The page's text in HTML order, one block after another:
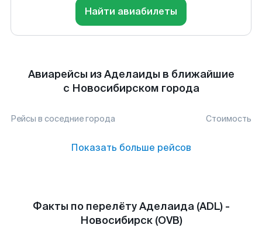
Найти авиабилеты
Авиарейсы из Аделаиды в ближайшие
с Новосибирском города
Рейсы в соседние города Стоимость
Показать больше рейсов
Факты по перелёту Аделаида (ADL) -
Новосибирск (OVB)